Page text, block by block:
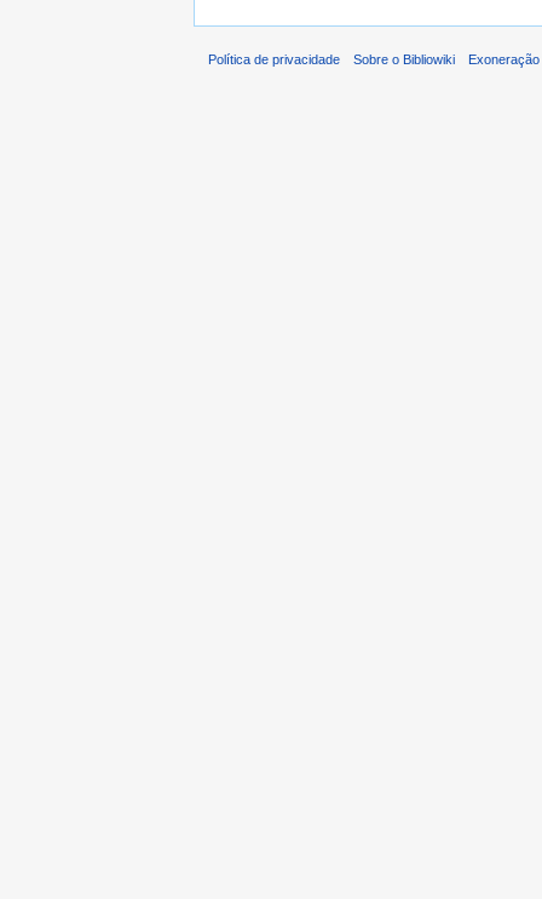
Política de privacidade Sobre o Bibliowiki